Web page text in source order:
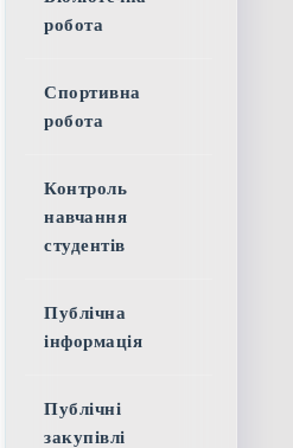
робота
Спортивна
робота
Контроль
навчання
студентів
Публічна
інформація
Публічні
закупівлі